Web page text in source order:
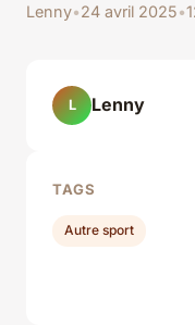
Lenny•24 avril 2025•
L Lenny
TAGS
Autre sport